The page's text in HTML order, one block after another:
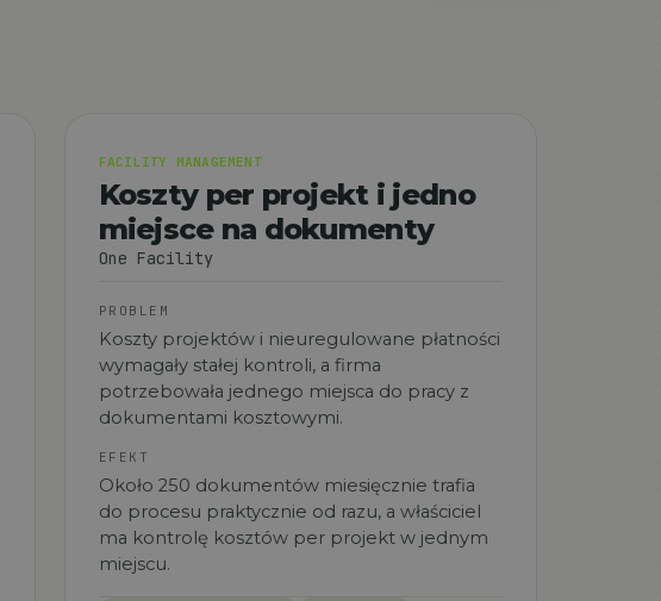
FACILITY MANAGEMENT
Koszty per projekt i jedno
miejsce na dokumenty
One Facility
PROBLEM
Koszty projektów i nieuregulowane płatności
wymagały stałej kontroli, a firma
potrzebowała jednego miejsca do pracy z
dokumentami kosztowymi.
EFEKT
Około 250 dokumentów miesięcznie trafia
do procesu praktycznie od razu, a właściciel
ma kontrolę kosztów per projekt w jednym
miejscu.